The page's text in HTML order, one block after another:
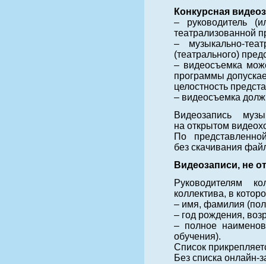
Конкурсная
– руководитель
театрализованной
– музыкально-
(театрального)
– видеосъемка
программы
целостность
– видеосъемка
Видеозапись
на открытом
По
без скачивания
Видеозаписи, не
Руководителям
коллектива, в
– имя, фамилия
– год рождения,
– полное
обучения).
Список
Без списка онлайн-